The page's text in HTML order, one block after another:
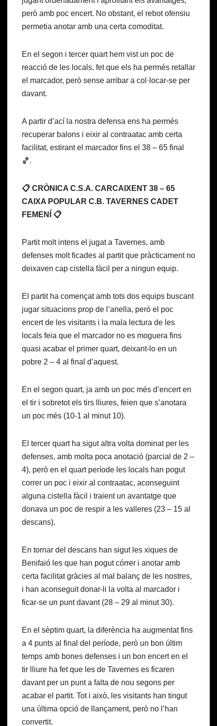
però amb poc encert. No obstant, el rebot ofensiu
permetia anotar amb una certa comoditat.
En el segon i tercer quart hem vist un poc de
reacció de les locals, fet que els ha permés retallar
el marcador, però sense arribar a col·locar-se per
davant.
A partir d’ací la nostra defensa ens ha permés
recuperar balons i eixir al contraatac amb certa
facilitat, estirant el marcador fins el 38 – 65 final
🏀.
📋 CRÒNICA C.S.A. CARCAIXENT 38 – 65
CAIXA POPULAR C.B. TAVERNES CADET
FEMENÍ 📋
Partit molt intens el jugat a Tavernes, amb
defenses molt ficades al partit que pràcticament no
deixaven cap cistella fàcil per a ningun equip.
El partit ha començat amb tots dos equips buscant
jugar situacions prop de l’anella, però el poc
encert de les visitants i la mala lectura de les
locals feia que el marcador no es moguera fins
quasi acabar el primer quart, deixant-lo en un
pobre 2 – 4 al final d’aquest.
En el segon quart, ja amb un poc més d’encert en
el tir i sobretot els tirs lliures, feien que s’anotara
un poc més (10-1 al minut 10).
El tercer quart ha sigut altra volta dominat per les
defenses, amb molta poca anotació (parcial de 2 –
4), però en el quart període les locals han pogut
correr un poc i eixir al contraatac, aconseguint
alguna cistella fàcil i traient un avantatge que
donava un poc de respir a les valleres (23 – 15 al
descans).
En tornar del descans han sigut les xiques de
Benifaió les que han pogut córrer i anotar amb
certa facilitat gràcies al mal balanç de les nostres,
i han aconseguit donar-li la volta al marcador i
ficar-se un punt davant (28 – 29 al minut 30).
En el sèptim quart, la diferència ha augmentat fins
a 4 punts al final del període, però un bon últim
temps amb bones defenses i un bon encert en el
tir lliure ha fet que les de Tavernes es ficaren
davant per un punt a falta de nou segons per
acabar el partit. Tot i això, les visitants han tingut
una última opció de llançament, però no l’han
convertit.